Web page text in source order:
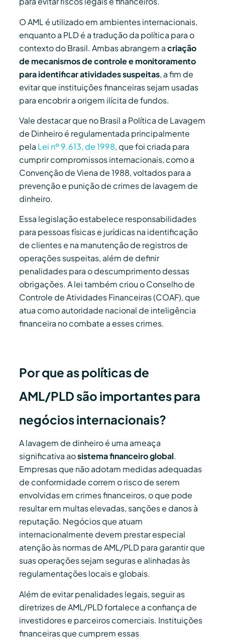
O AML é utilizado em ambientes internacionais,
enquanto a PLD é a tradução da política para o
contexto do Brasil. Ambas abrangem acriação
de mecanismos de controle e monitoramento
para identificar atividades suspeitas, a fim de
evitar que instituições financeiras sejam usadas
para encobrir a origem ilícita de fundos.
Vale destacar que no Brasil a Política de Lavagem
de Dinheiro é regulamentada principalmente
pela Lei nº 9.613, de 1998, que foi criada para
cumprir compromissos internacionais, como a
Convenção de Viena de 1988, voltados para a
prevenção e punição de crimes de lavagem de
dinheiro.
Essa legislação estabelece responsabilidades
para pessoas físicas e jurídicas na identificação
de clientes e na manutenção de registros de
operações suspeitas, além de definir
penalidades para o descumprimento dessas
obrigações. A lei também criou o Conselho de
Controle de Atividades Financeiras (COAF), que
atua como autoridade nacional de inteligência
financeira no combate a esses crimes.
Por que as políticas de
AML/PLD são importantes para
negócios internacionais?
A lavagem de dinheiro é uma ameaça
significativa aosistema financeiro global.
Empresas que não adotam medidas adequadas
de conformidade correm o risco de serem
envolvidas em crimes financeiros, o que pode
resultar em multas elevadas, sanções e danos à
reputação. Negócios que atuam
internacionalmente devem prestar especial
atenção às normas de AML/PLD para garantir que
suas operações sejam seguras e alinhadas às
regulamentações locais e globais.
Além de evitar penalidades legais, seguir as
diretrizes de AML/PLD fortalece a confiança de
investidores e parceiros comerciais. Instituições
financeiras que cumprem essas